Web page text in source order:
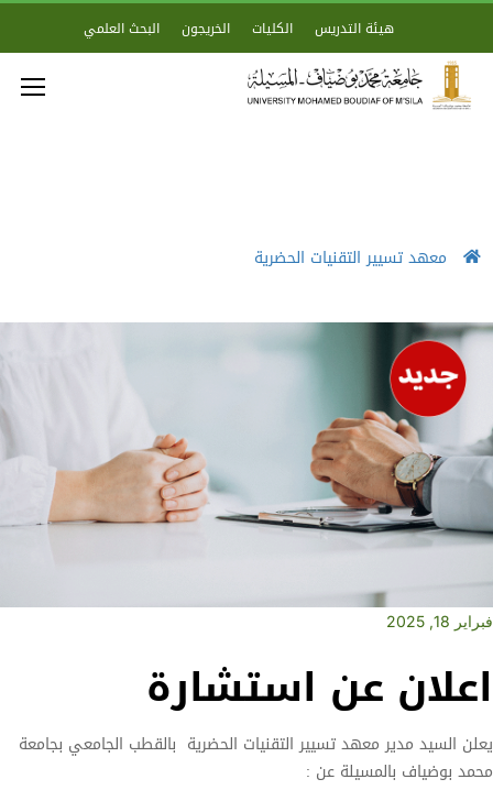
هيئة التدريس الكليات الخريجون البحث العلمي
معهد تسيير التقنيات الحضرية
فبراير 18, 2025
اعلان عن استشارة
يعلن السيد مدير معهد تسيير التقنيات الحضرية بالقطب الجامعي بجامعة
محمد بوضياف بالمسيلة عن :